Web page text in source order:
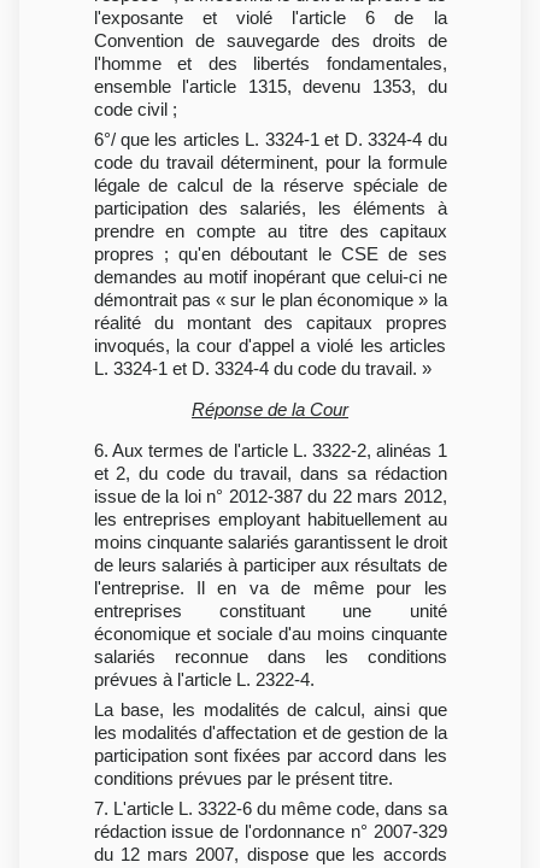
l'exposante et violé l'article 6 de la
Convention de sauvegarde des droits de
l'homme et des libertés fondamentales,
ensemble l'article 1315, devenu 1353, du
code civil ;
6°/ que les articles L. 3324-1 et D. 3324-4 du
code du travail déterminent, pour la formule
légale de calcul de la réserve spéciale de
participation des salariés, les éléments à
prendre en compte au titre des capitaux
propres ; qu'en déboutant le CSE de ses
demandes au motif inopérant que celui-ci ne
démontrait pas « sur le plan économique » la
réalité du montant des capitaux propres
invoqués, la cour d'appel a violé les articles
L. 3324-1 et D. 3324-4 du code du travail. »
Réponse de la Cour
6. Aux termes de l'article L. 3322-2, alinéas 1
et 2, du code du travail, dans sa rédaction
issue de la loi n° 2012-387 du 22 mars 2012,
les entreprises employant habituellement au
moins cinquante salariés garantissent le droit
de leurs salariés à participer aux résultats de
l'entreprise. Il en va de même pour les
entreprises constituant une unité
économique et sociale d'au moins cinquante
salariés reconnue dans les conditions
prévues à l'article L. 2322-4.
La base, les modalités de calcul, ainsi que
les modalités d'affectation et de gestion de la
participation sont fixées par accord dans les
conditions prévues par le présent titre.
7. L'article L. 3322-6 du même code, dans sa
rédaction issue de l'ordonnance n° 2007-329
du 12 mars 2007, dispose que les accords